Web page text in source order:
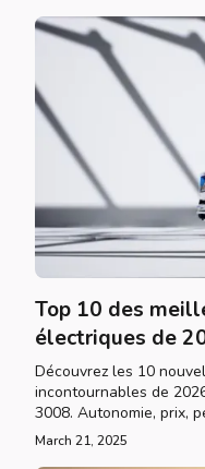
Top 10 des
électriques de
Découvrez les 10
incontournables de
3008. Autonomie, prix,
March 21, 2025